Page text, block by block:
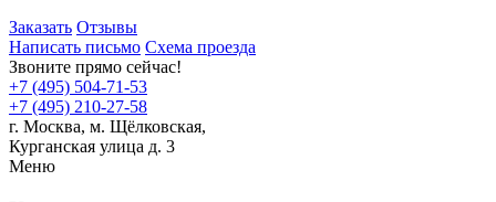
Заказать Отзывы
Написать письмо Схема проезда
Звоните прямо сейчас!
+7 (495) 504-71-53
+7 (495) 210-27-58
г. Москва, м. Щёлковская,
Курганская улица д. 3
Меню